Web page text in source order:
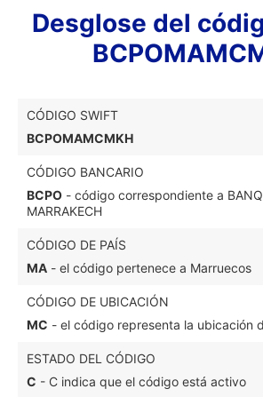
Desglose del
CÓDIGO SWIFT
BCPOMAMCMKH
CÓDIGO BANCARIO
BCPO - código correspondiente a
MARRAKECH
CÓDIGO DE PAÍS
MA - el código pertenece a Marruecos
CÓDIGO DE UBICACIÓN
MC - el código representa la ubicación
ESTADO DEL CÓDIGO
C - C indica que el código está activo